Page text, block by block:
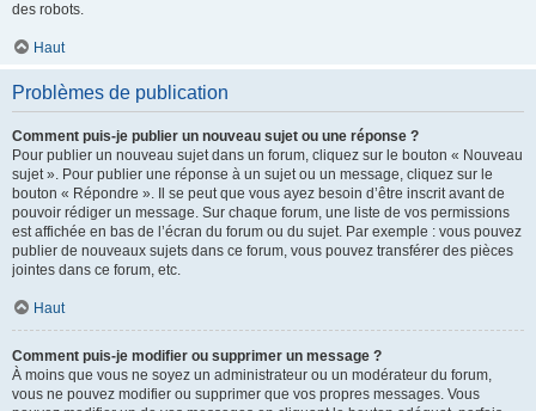
des robots.
Haut
Problèmes de publication
Comment puis-je publier un nouveau sujet ou une réponse ?
Pour publier un nouveau sujet dans un forum, cliquez sur le bouton « Nouveau
sujet ». Pour publier une réponse à un sujet ou un message, cliquez sur le
bouton « Répondre ». Il se peut que vous ayez besoin d’être inscrit avant de
pouvoir rédiger un message. Sur chaque forum, une liste de vos permissions
est affichée en bas de l’écran du forum ou du sujet. Par exemple : vous pouvez
publier de nouveaux sujets dans ce forum, vous pouvez transférer des pièces
jointes dans ce forum, etc.
Haut
Comment puis-je modifier ou supprimer un message ?
À moins que vous ne soyez un administrateur ou un modérateur du forum,
vous ne pouvez modifier ou supprimer que vos propres messages. Vous